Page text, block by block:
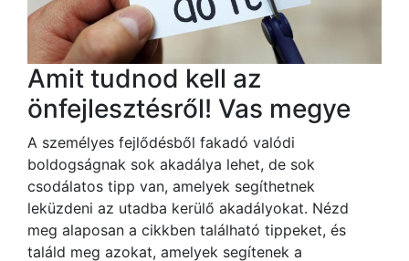
Amit tudnod kell az
önfejlesztésről! Vas megye
A személyes fejlődésből fakadó valódi
boldogságnak sok akadálya lehet, de sok
csodálatos tipp van, amelyek segíthetnek
leküzdeni az utadba kerülő akadályokat. Nézd
meg alaposan a cikkben található tippeket, és
találd meg azokat, amelyek segítenek a